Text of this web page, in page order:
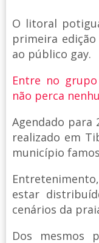
O litoral
primeira edição
ao público gay.
Entre no
não perca
Agendado para
realizado em
município
estar
cenários da
Dos mesmos